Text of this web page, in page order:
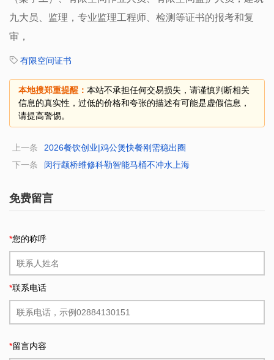
九大员、监理，专业监理工程师、检测等证书的报考和复
审，
有限空间证书
本地搜郑重提醒： 本站不承担任何交易损失，请谨慎判断相关
信息的真实性，过低的价格和夸张的描述有可能是虚假信息，
请提高警惕。
上一条
2026餐饮创业|鸡公煲快餐刚需稳出圈
下一条
闵行颛桥维修科勒智能马桶不冲水上海
免费留言
*您的称呼
*联系电话
*留言内容